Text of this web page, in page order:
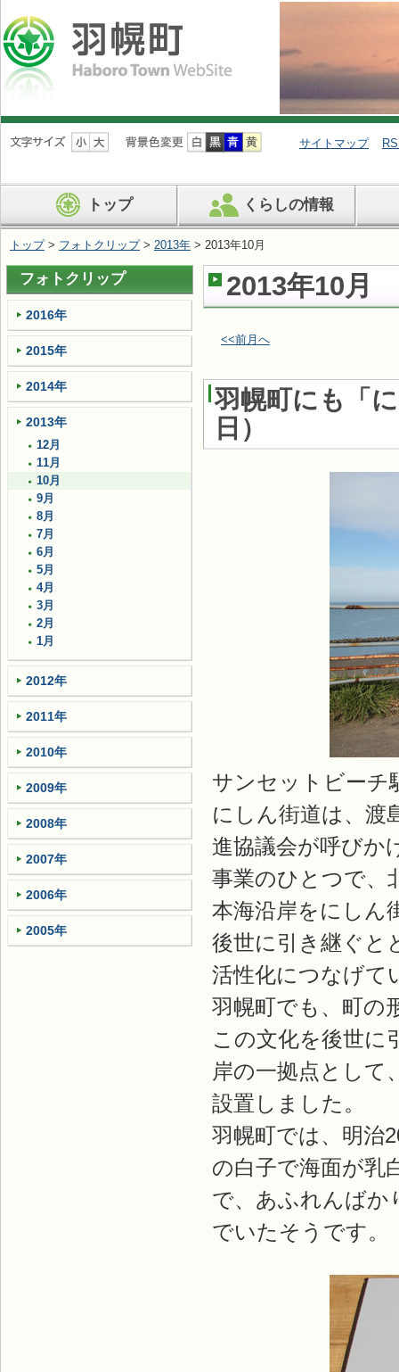
ナ
ビ
ン
を
ば
す
サイトマップ
トップ くらしの情報
トップ> フォトクリップ> 2013年 > 2013年10月
2013年10月
<<前月へ
羽幌町にも「
日 ）
サンセットビーチ
にしん街道は、渡
進協議会が呼びか
事業のひとつで、
本海沿岸をにしん
後世に引き継ぐと
活性化につなげて
羽幌町でも、町の
この文化を後世に
岸の一拠点として
設置しました。
羽幌町では、明治
の白子で海面が乳
で、あふれんばか
でいたそうです。
フォトクリップ
2016年
2015年
2014年
2013年
12月
11月
10月
9月
8月
7月
6月
5月
4月
3月
2月
1月
2012年
2011年
2010年
2009年
2008年
2007年
2006年
2005年